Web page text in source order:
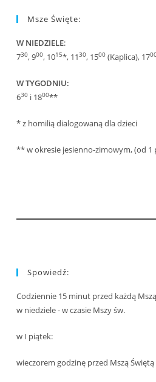
Msze Święte:
W NIEDZIELE:
730, 900, 1015*, 1130, 1500 (Kaplica), 17
W TYGODNIU:
630 i 1800**
* z homilią dialogowaną dla dzieci
** w okresie jesienno-zimowym, (od 1
Spowiedź:
Codziennie 15 minut przed każdą
w niedziele - w czasie Mszy św.
w I piątek:
wieczorem godzinę przed Mszą Świętą